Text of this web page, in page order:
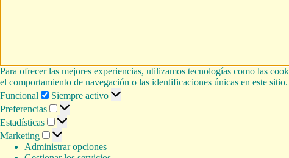
Para ofrecer las mejores experiencias, utilizamos tecnologías como las
el comportamiento de navegación o las identificaciones únicas en este
Funcional
Funcional
Siempre activo
Preferencias
Preferencias
Estadísticas Estadísticas
Marketing Marketing
Administrar opciones